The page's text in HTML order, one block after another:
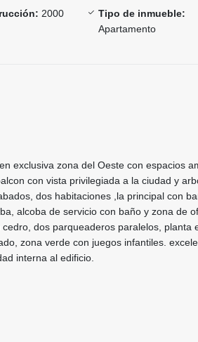
2000
Tipo de inmueble:
Apartamento
exclusiva zona del Oeste con espacios
con vista privilegiada a la ciudad y
dos habitaciones ,la principal con
alcoba de servicio con baño y zona de
dos parqueaderos paralelos, planta
zona verde con juegos infantiles.
interna al edificio.